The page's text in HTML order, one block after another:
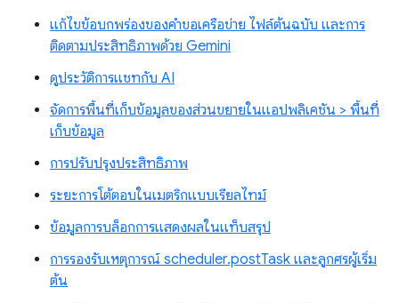
แก้ไขข้อบกพร่องของคำขอเครือข่าย ไฟล์ต้นฉบับ และการ
ติดตามประสิทธิภาพด้วย Gemini
ดูประวัติการแชทกับ AI
จัดการพื้นที่เก็บข้อมูลของส่วนขยายในแอปพลิเคชัน > พื้นที่
เก็บข้อมูล
การปรับปรุงประสิทธิภาพ
ระยะการโต้ตอบในเมตริกแบบเรียลไทม์
ข้อมูลการบล็อกการแสดงผลในแท็บสรุป
การรองรับเหตุการณ์ scheduler.postTask และลูกศรผู้เริ่ม
ต้น